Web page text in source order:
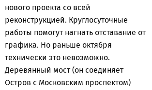
нового проекта со всей
реконструкцией. Круглосуточные
работы помогут нагнать отставание от
графика. Но раньше октября
технически это невозможно.
Деревянный мост (он соединяет
Остров с Московским проспектом)